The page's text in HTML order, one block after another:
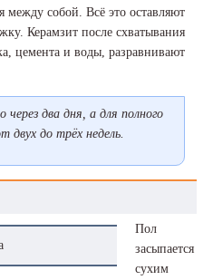
между собой. Всё это оставляют
Керамзит после схватывания
цемента и воды, разравнивают
два дня, а для полного
двух до трёх недель.
Пол
засыпается
сухим